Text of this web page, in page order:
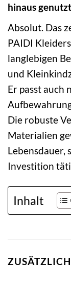
hinaus
Absolut. Das
PAIDI
langlebigen
und
Er passt auch
Die robuste
Materialien
Lebensdauer,
Investition
Inhalt